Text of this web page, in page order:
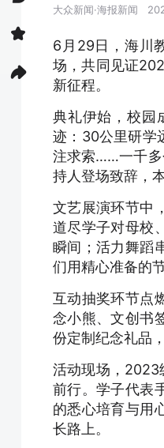
大众新闻·海报新闻
6月29日，海川
场，共同见证
新征程。
典礼伊始，校园
迹：30公里研学
注求索……一千多
持人登场致辞，
文艺展演环节中
道尽学子对母校
瞬间；活力舞蹈
们用精心准备的
互动抽奖环节点
念小熊、文创书
份定制纪念礼品
活动现场，2023
前行。学子代表
的悉心培育与用
长路上。